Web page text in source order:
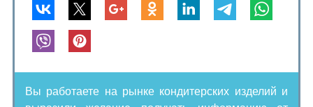
Вы работаете на рынке кондитерских изделий и